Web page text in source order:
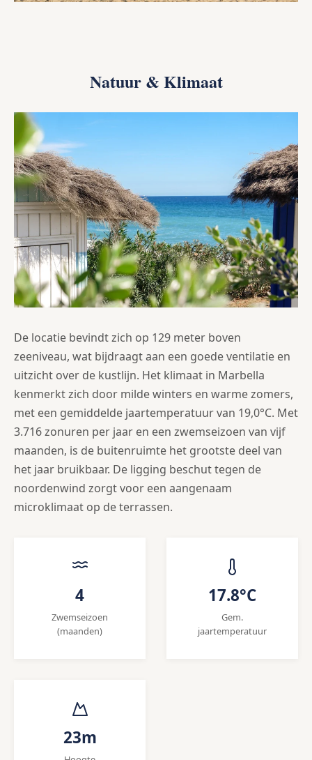
Natuur & Klimaat
De locatie bevindt zich op 129 meter boven
zeeniveau, wat bijdraagt aan een goede ventilatie en
uitzicht over de kustlijn. Het klimaat in Marbella
kenmerkt zich door milde winters en warme zomers,
met een gemiddelde jaartemperatuur van 19,0°C. Met
3.716 zonuren per jaar en een zwemseizoen van vijf
maanden, is de buitenruimte het grootste deel van
het jaar bruikbaar. De ligging beschut tegen de
noordenwind zorgt voor een aangenaam
microklimaat op de terrassen.
4
Zwemseizoen
(maanden)
17.8°C
Gem.
jaartemperatuur
23m